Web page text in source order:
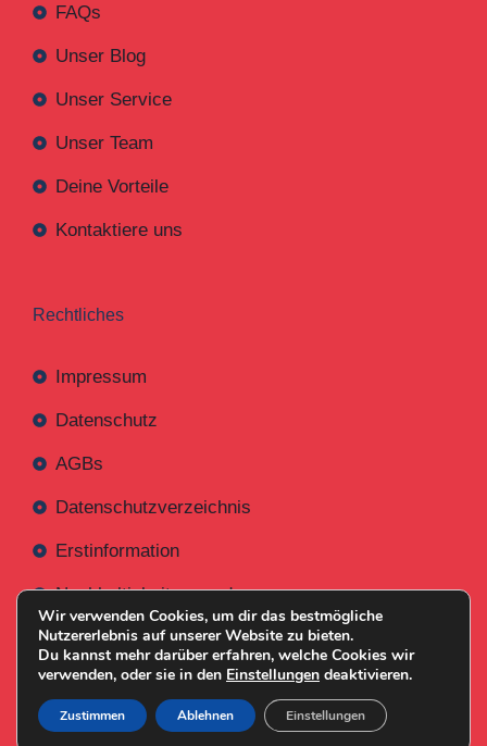
FAQs
Unser Blog
Unser Service
Unser Team
Deine Vorteile
Kontaktiere uns
Rechtliches
Impressum
Datenschutz
AGBs
Datenschutzverzeichnis
Erstinformation
Nachhaltigkeitsverordnung
Mit Erstellt NR-Webservices.de© 2026
Wir verwenden Cookies, um dir das bestmögliche
Nutzererlebnis auf unserer Website zu bieten.
Du kannst mehr darüber erfahren, welche Cookies wir
verwenden, oder sie in den Einstellungen deaktivieren.
Zustimmen Ablehnen Einstellungen